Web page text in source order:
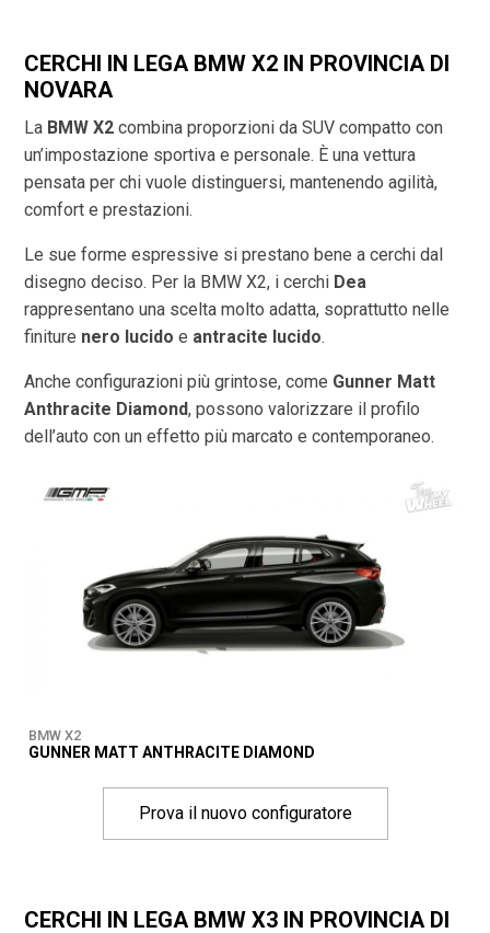
CERCHI IN LEGA BMW X2 IN PROVINCIA DI
NOVARA
La BMW X2 combina proporzioni da SUV compatto con
un’impostazione sportiva e personale. È una vettura
pensata per chi vuole distinguersi, mantenendo agilità,
comfort e prestazioni.
Le sue forme espressive si prestano bene a cerchi dal
disegno deciso. Per la BMW X2, i cerchi Dea
rappresentano una scelta molto adatta, soprattutto nelle
finiture nero lucido e antracite lucido.
Anche configurazioni più grintose, come Gunner Matt
Anthracite Diamond, possono valorizzare il profilo
dell’auto con un effetto più marcato e contemporaneo.
BMW X2
GUNNER MATT ANTHRACITE DIAMOND
Prova il nuovo configuratore
CERCHI IN LEGA BMW X3 IN PROVINCIA DI